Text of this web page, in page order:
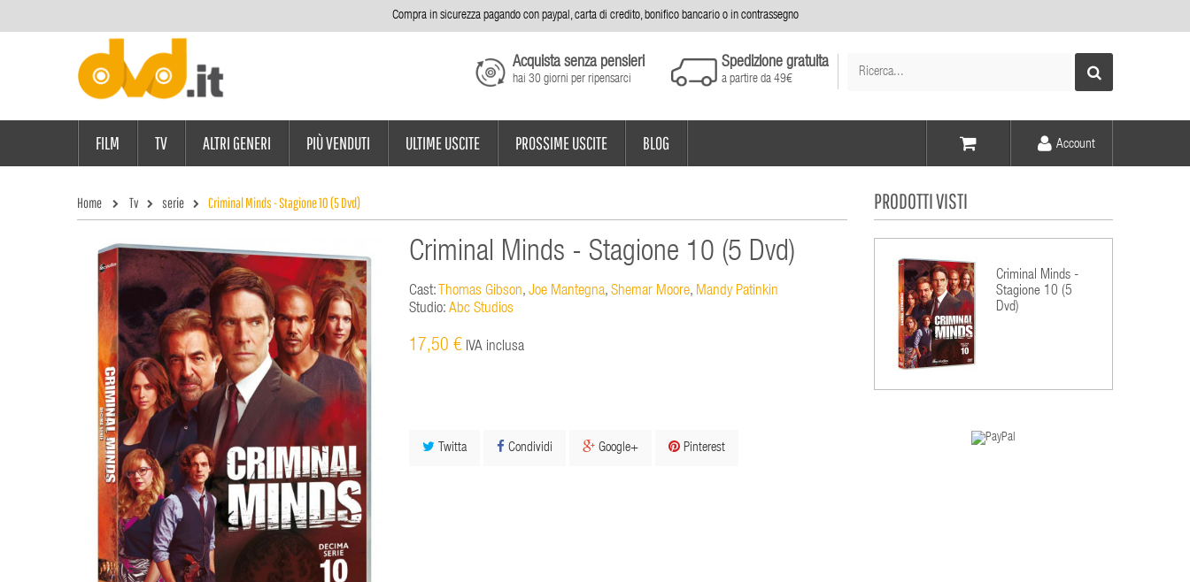
Compra in sicurezza pagando con paypal, carta di credito, bonifico bancario o in contrassegno
Elementi -
Acquista senza pensieri
hai 30 giorni per ripensarci
Spedizione gratuita
a partire da 49€
Account
FILM TV ALTRI GENERI PIÙ VENDUTI ULTIME USCITE PROSSIME USCITE BLOG
Home Tv serie Criminal Minds - Stagione 10 (5 Dvd)
Criminal Minds - Stagione 10 (5 Dvd)
Cast: Thomas Gibson, Joe Mantegna, Shemar Moore, Mandy Patinkin
Studio: Abc Studios
17,50 € IVA inclusa
Twitta Condividi Google+ Pinterest
PRODOTTI VISTI
Criminal Minds -
Stagione 10 (5
Dvd)